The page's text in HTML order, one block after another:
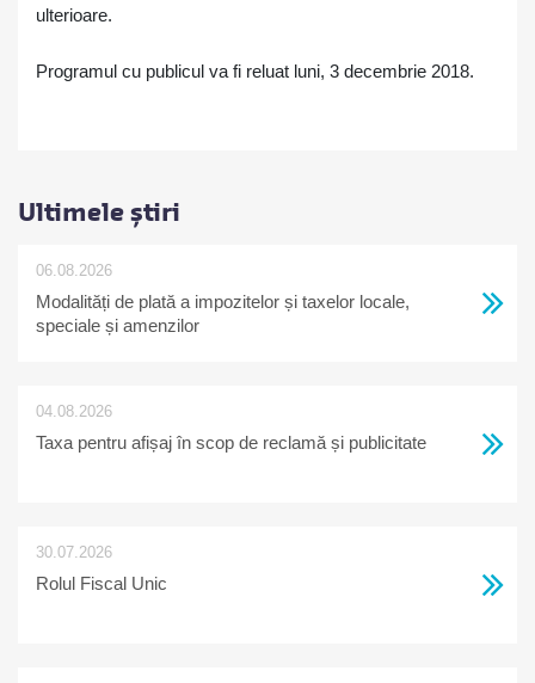
ulterioare.
Programul cu publicul va fi reluat luni, 3 decembrie 2018.
Ultimele știri
06.08.2026
Modalități de plată a impozitelor și taxelor locale,
speciale și amenzilor
04.08.2026
Taxa pentru afișaj în scop de reclamă și publicitate
30.07.2026
Rolul Fiscal Unic